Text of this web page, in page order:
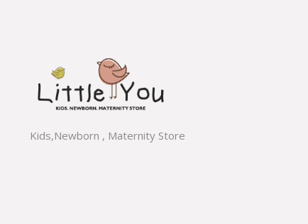
Kids,Newborn , Maternity Store